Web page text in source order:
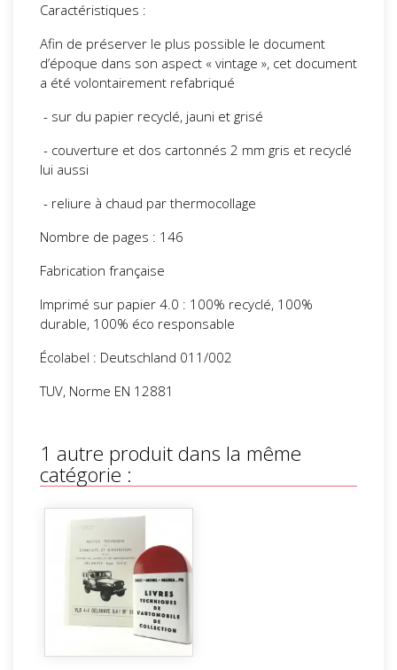
Caractéristiques :
Afin de préserver le plus possible le document
d’époque dans son aspect « vintage », cet document
a été volontairement refabriqué
- sur du papier recyclé, jauni et grisé
- couverture et dos cartonnés 2 mm gris et recyclé
lui aussi
- reliure à chaud par thermocollage
Nombre de pages : 146
Fabrication française
Imprimé sur papier 4.0 : 100% recyclé, 100%
durable, 100% éco responsable
Écolabel : Deutschland 011/002
TUV, Norme EN 12881
1 autre produit dans la même
catégorie :